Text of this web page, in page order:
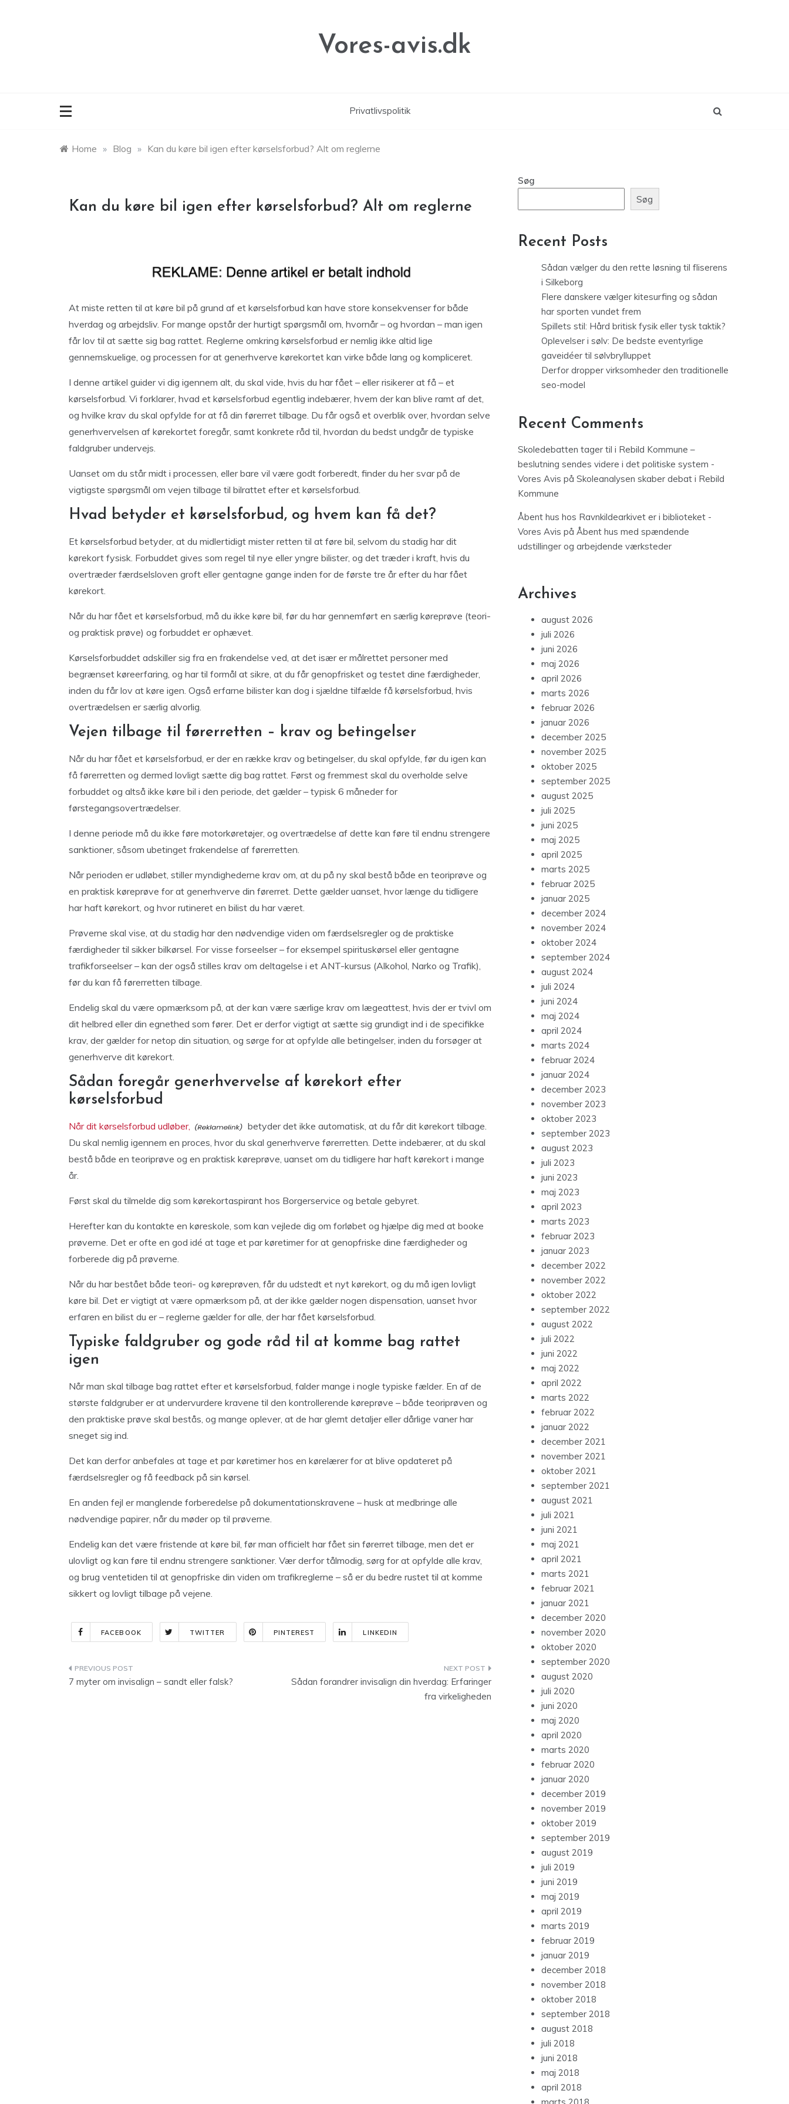
Vores-avis.dk
Privatlivspolitik
Home » Blog » Kan du køre bil igen efter kørselsforbud? Alt om reglerne
Kan du køre bil igen efter kørselsforbud? Alt om reglerne
At miste retten til at køre bil på grund af et kørselsforbud kan have store konsekvenser for både
hverdag og arbejdsliv. For mange opstår der hurtigt spørgsmål om, hvornår – og hvordan – man igen
får lov til at sætte sig bag rattet. Reglerne omkring kørselsforbud er nemlig ikke altid lige
gennemskuelige, og processen for at generhverve kørekortet kan virke både lang og kompliceret.
I denne artikel guider vi dig igennem alt, du skal vide, hvis du har fået – eller risikerer at få – et
kørselsforbud. Vi forklarer, hvad et kørselsforbud egentlig indebærer, hvem der kan blive ramt af det,
og hvilke krav du skal opfylde for at få din førerret tilbage. Du får også et overblik over, hvordan selve
generhvervelsen af kørekortet foregår, samt konkrete råd til, hvordan du bedst undgår de typiske
faldgruber undervejs.
Uanset om du står midt i processen, eller bare vil være godt forberedt, finder du her svar på de
vigtigste spørgsmål om vejen tilbage til bilrattet efter et kørselsforbud.
Hvad betyder et kørselsforbud, og hvem kan få det?
Et kørselsforbud betyder, at du midlertidigt mister retten til at føre bil, selvom du stadig har dit
kørekort fysisk. Forbuddet gives som regel til nye eller yngre bilister, og det træder i kraft, hvis du
overtræder færdselsloven groft eller gentagne gange inden for de første tre år efter du har fået
kørekort.
Når du har fået et kørselsforbud, må du ikke køre bil, før du har gennemført en særlig køreprøve (teori-
og praktisk prøve) og forbuddet er ophævet.
Kørselsforbuddet adskiller sig fra en frakendelse ved, at det især er målrettet personer med
begrænset køreerfaring, og har til formål at sikre, at du får genopfrisket og testet dine færdigheder,
inden du får lov at køre igen. Også erfarne bilister kan dog i sjældne tilfælde få kørselsforbud, hvis
overtrædelsen er særlig alvorlig.
Vejen tilbage til førerretten – krav og betingelser
Når du har fået et kørselsforbud, er der en række krav og betingelser, du skal opfylde, før du igen kan
få førerretten og dermed lovligt sætte dig bag rattet. Først og fremmest skal du overholde selve
forbuddet og altså ikke køre bil i den periode, det gælder – typisk 6 måneder for
førstegangsovertrædelser.
I denne periode må du ikke føre motorkøretøjer, og overtrædelse af dette kan føre til endnu strengere
sanktioner, såsom ubetinget frakendelse af førerretten.
Når perioden er udløbet, stiller myndighederne krav om, at du på ny skal bestå både en teoriprøve og
en praktisk køreprøve for at generhverve din førerret. Dette gælder uanset, hvor længe du tidligere
har haft kørekort, og hvor rutineret en bilist du har været.
Prøverne skal vise, at du stadig har den nødvendige viden om færdselsregler og de praktiske
færdigheder til sikker bilkørsel. For visse forseelser – for eksempel spirituskørsel eller gentagne
trafikforseelser – kan der også stilles krav om deltagelse i et ANT-kursus (Alkohol, Narko og Trafik),
før du kan få førerretten tilbage.
Endelig skal du være opmærksom på, at der kan være særlige krav om lægeattest, hvis der er tvivl om
dit helbred eller din egnethed som fører. Det er derfor vigtigt at sætte sig grundigt ind i de specifikke
krav, der gælder for netop din situation, og sørge for at opfylde alle betingelser, inden du forsøger at
generhverve dit kørekort.
Sådan foregår generhvervelse af kørekort efter
kørselsforbud
Når dit kørselsforbud udløber,
betyder det ikke automatisk, at du får dit kørekort tilbage.
Du skal nemlig igennem en proces, hvor du skal generhverve førerretten. Dette indebærer, at du skal
bestå både en teoriprøve og en praktisk køreprøve, uanset om du tidligere har haft kørekort i mange
år.
Først skal du tilmelde dig som kørekortaspirant hos Borgerservice og betale gebyret.
Herefter kan du kontakte en køreskole, som kan vejlede dig om forløbet og hjælpe dig med at booke
prøverne. Det er ofte en god idé at tage et par køretimer for at genopfriske dine færdigheder og
forberede dig på prøverne.
Når du har bestået både teori- og køreprøven, får du udstedt et nyt kørekort, og du må igen lovligt
køre bil. Det er vigtigt at være opmærksom på, at der ikke gælder nogen dispensation, uanset hvor
erfaren en bilist du er – reglerne gælder for alle, der har fået kørselsforbud.
Typiske faldgruber og gode råd til at komme bag rattet
igen
Når man skal tilbage bag rattet efter et kørselsforbud, falder mange i nogle typiske fælder. En af de
største faldgruber er at undervurdere kravene til den kontrollerende køreprøve – både teoriprøven og
den praktiske prøve skal bestås, og mange oplever, at de har glemt detaljer eller dårlige vaner har
sneget sig ind.
Det kan derfor anbefales at tage et par køretimer hos en kørelærer for at blive opdateret på
færdselsregler og få feedback på sin kørsel.
En anden fejl er manglende forberedelse på dokumentationskravene – husk at medbringe alle
nødvendige papirer, når du møder op til prøverne.
Endelig kan det være fristende at køre bil, før man officielt har fået sin førerret tilbage, men det er
ulovligt og kan føre til endnu strengere sanktioner. Vær derfor tålmodig, sørg for at opfylde alle krav,
og brug ventetiden til at genopfriske din viden om trafikreglerne – så er du bedre rustet til at komme
sikkert og lovligt tilbage på vejene.
FACEBOOK TWITTER PINTEREST LINKEDIN
Indlægsnavigation
7 myter om invisalign – sandt eller falsk?
Sådan forandrer invisalign din hverdag: Erfaringer
fra virkeligheden
Søg
Søg
Recent Posts
Sådan vælger du den rette løsning til fliserens
i Silkeborg
Flere danskere vælger kitesurfing og sådan
har sporten vundet frem
Spillets stil: Hård britisk fysik eller tysk taktik?
Oplevelser i sølv: De bedste eventyrlige
gaveidéer til sølvbrylluppet
Derfor dropper virksomheder den traditionelle
seo-model
Recent Comments
Skoledebatten tager til i Rebild Kommune –
beslutning sendes videre i det politiske system -
Vores Avis på Skoleanalysen skaber debat i Rebild
Kommune
Åbent hus hos Ravnkildearkivet er i biblioteket -
Vores Avis på Åbent hus med spændende
udstillinger og arbejdende værksteder
Archives
august 2026
juli 2026
juni 2026
maj 2026
april 2026
marts 2026
februar 2026
januar 2026
december 2025
november 2025
oktober 2025
september 2025
august 2025
juli 2025
juni 2025
maj 2025
april 2025
marts 2025
februar 2025
januar 2025
december 2024
november 2024
oktober 2024
september 2024
august 2024
juli 2024
juni 2024
maj 2024
april 2024
marts 2024
februar 2024
januar 2024
december 2023
november 2023
oktober 2023
september 2023
august 2023
juli 2023
juni 2023
maj 2023
april 2023
marts 2023
februar 2023
januar 2023
december 2022
november 2022
oktober 2022
september 2022
august 2022
juli 2022
juni 2022
maj 2022
april 2022
marts 2022
februar 2022
januar 2022
december 2021
november 2021
oktober 2021
september 2021
august 2021
juli 2021
juni 2021
maj 2021
april 2021
marts 2021
februar 2021
januar 2021
december 2020
november 2020
oktober 2020
september 2020
august 2020
juli 2020
juni 2020
maj 2020
april 2020
marts 2020
februar 2020
januar 2020
december 2019
november 2019
oktober 2019
september 2019
august 2019
juli 2019
juni 2019
maj 2019
april 2019
marts 2019
februar 2019
januar 2019
december 2018
november 2018
oktober 2018
september 2018
august 2018
juli 2018
juni 2018
maj 2018
april 2018